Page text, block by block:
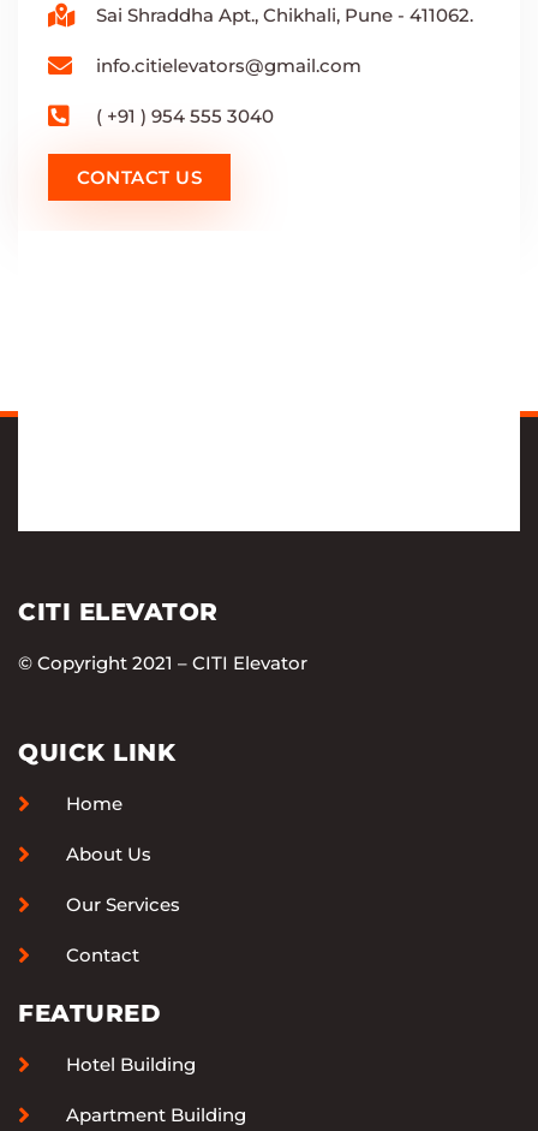
Sai Shraddha Apt., Chikhali, Pune - 411062.
info.citielevators@gmail.com
( +91 ) 954 555 3040
CONTACT US
CITI ELEVATOR
© Copyright 2021 – CITI Elevator
QUICK LINK
Home
About Us
Our Services
Contact
FEATURED
Hotel Building
Apartment Building